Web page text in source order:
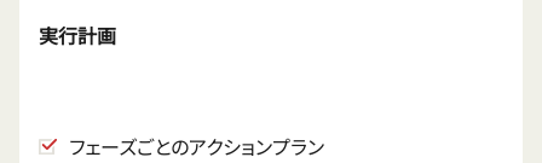
実行計画
フェーズごとのアクションプラン